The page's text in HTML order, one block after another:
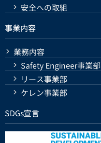
安全への取組
事業内容
業務内容
Safety Engineer事業部
リース事業部
ケレン事業部
SDGs宣言